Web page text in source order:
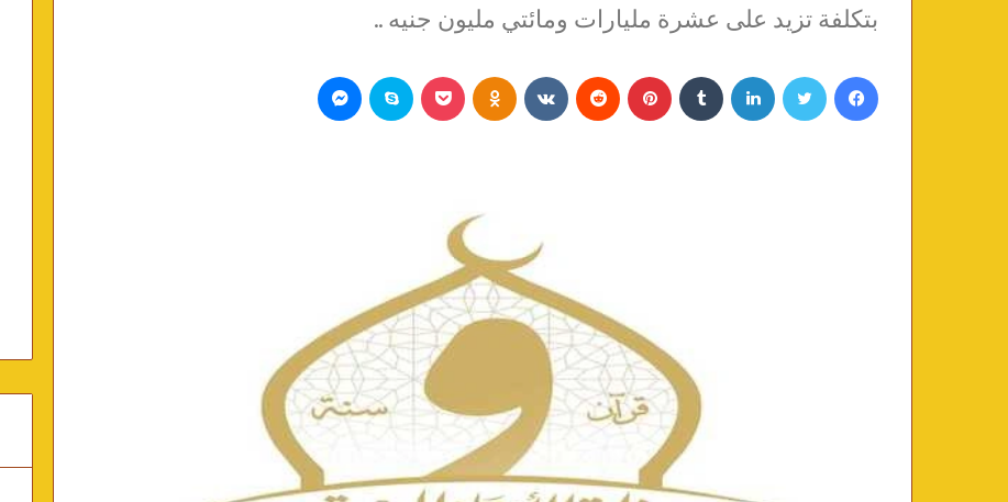
بتكلفة تزيد على عشرة مليارات ومائتي مليون جنيه ..